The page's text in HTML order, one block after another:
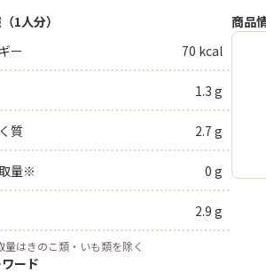
1人分）
ー
70 kcal
1.3 g
質 2.7 g
量※ 0 g
2.9 g
量はきのこ類・いも類を除く
商品
ード